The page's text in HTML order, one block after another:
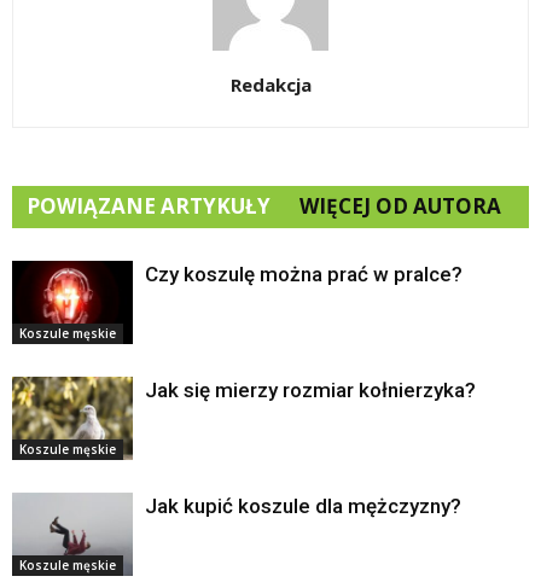
Redakcja
POWIĄZANE ARTYKUŁY WIĘCEJ OD AUTORA
Koszule męskie
Czy koszulę można prać w pralce?
Koszule męskie
Jak się mierzy rozmiar kołnierzyka?
Koszule męskie
Jak kupić koszule dla mężczyzny?